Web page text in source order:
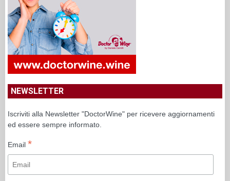
NEWSLETTER
Iscriviti alla Newsletter "DoctorWine" per ricevere aggiornamenti
ed essere sempre informato.
Email *